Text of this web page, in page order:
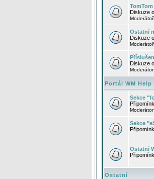
TomTom
Diskuze
Moderátoři
Ostatní
Diskuze
Moderátoři
Diskuze
Moderátor
Portál WM Help
Sekce
Moderátor
Sekce
Ostatní
Ostatní